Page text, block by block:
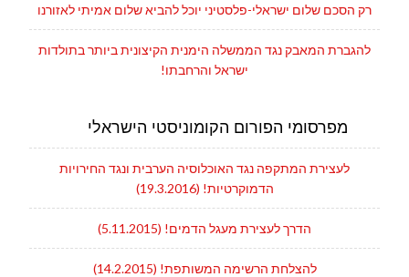
רק הסכם שלום ישראלי-פלסטיני יוכל להביא שלום אמיתי לאזורנו
להגברת המאבק נגד הממשלה הימנית הקיצונית ביותר בתולדות
ישראל והרחבתו!
מפרסומי הפורום הקומוניסטי הישראלי
לעצירת המתקפה נגד האוכלוסיה הערבית ונגד החירויות
הדמוקרטיות! (19.3.2016)
הדרך לעצירת מעגל הדמים! (5.11.2015)
להצלחת הרשימה המשותפת! (14.2.2015)